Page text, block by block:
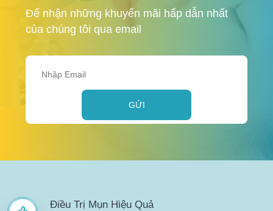
Để nhận những khuyến mãi hấp dẫn nhất
của chúng tôi qua email
GỬI
Điều Trị Mụn Hiệu Quả